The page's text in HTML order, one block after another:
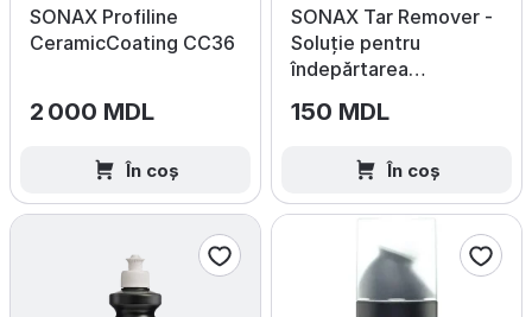
SONAX Profiline
CeramicCoating CC36
2 000 MDL
În coș
SONAX Tar Remover -
Soluție pentru
îndepărtarea
150 MDL
În coș